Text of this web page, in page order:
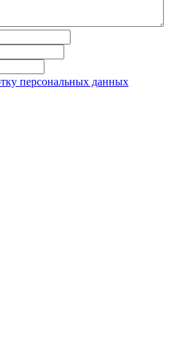
персональных данных